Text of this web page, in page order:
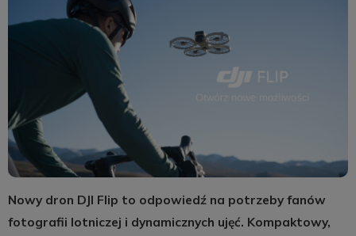
Nowy dron DJI Flip to odpowiedź na potrzeby fanów
fotografii lotniczej i dynamicznych ujęć. Kompaktowy,